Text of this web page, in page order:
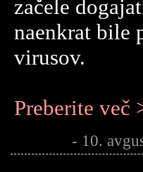
začele
naenkrat bile
virusov.
Preberite več
- 10.